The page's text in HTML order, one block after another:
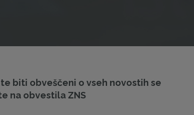
biti obveščeni o vseh novostih se
na obvestila ZNS